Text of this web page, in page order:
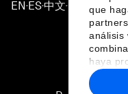
que
análisis
haya
hecho
EN ▪ES▪中文▪ 日本語